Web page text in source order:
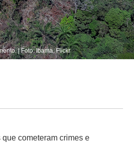
| Foto: Ibama, Flickr
cometeram crimes e